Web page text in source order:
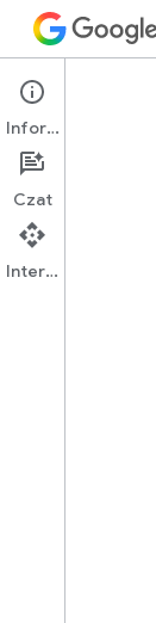
Google Chat
Przegląd
Informacje
Czat
Interfejs API